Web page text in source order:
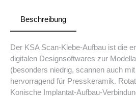
Beschreibung
Der KSA Scan-Klebe-Aufbau ist die
digitalen Designsoftwares zur
(besonders niedrig, scannen auch
hervorragend für Presskeramik.
Konische Implantat-Aufbau-